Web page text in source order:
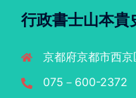
行政書士山本貴
京都府京都市西
075－600-2372